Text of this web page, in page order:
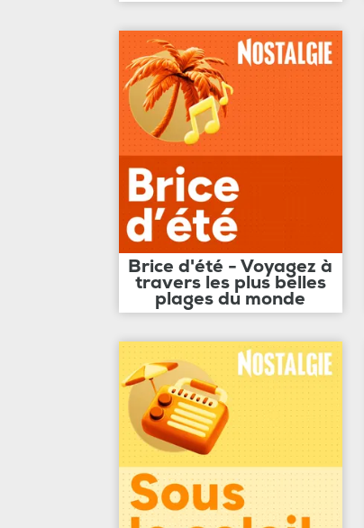
Brice d'été - Voyagez à
travers les plus belles
plages du monde